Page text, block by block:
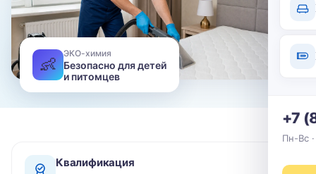
+7
Пн-Вс
👶
ЭКО-химия
Безопасно для детей
и питомцев
Квалификация